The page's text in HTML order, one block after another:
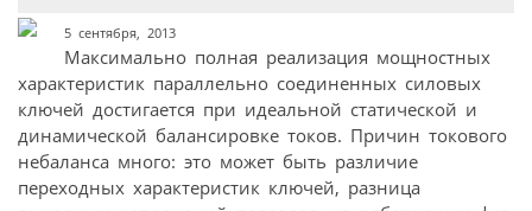
5 сентября, 2013
Максимально полная реализация мощностных
характеристик параллельно соединенных силовых
ключей достигается при идеальной статической и
динамической балансировке токов. Причин токового
небаланса много: это может быть различие
переходных характеристик ключей, разница